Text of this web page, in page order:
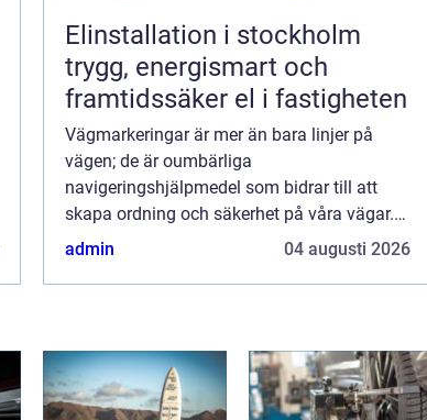
Elinstallation i stockholm
trygg, energismart och
framtidssäker el i fastigheten
Vägmarkeringar är mer än bara linjer på
vägen; de är oumbärliga
navigeringshjälpmedel som bidrar till att
skapa ordning och säkerhet på våra vägar.
Dessa markeringar informerar, varnar oc...
admin 04 augusti 2026